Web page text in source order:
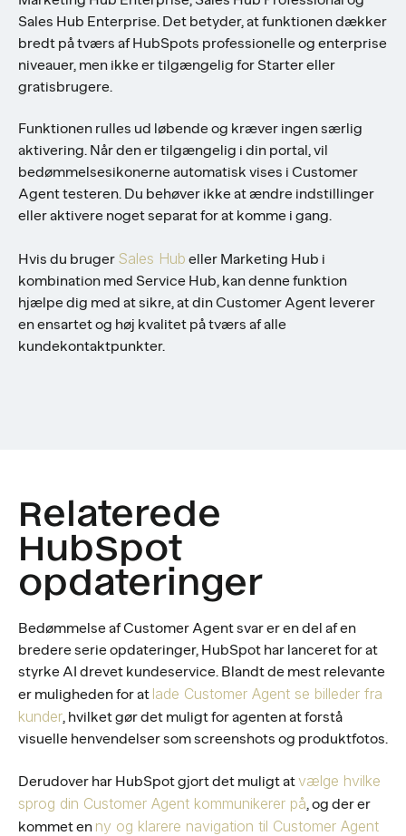
Sales Hub Enterprise. Det betyder, at funktionen dækker
bredt på tværs af HubSpots professionelle og enterprise
niveauer, men ikke er tilgængelig for Starter eller
gratisbrugere.
Funktionen rulles ud løbende og kræver ingen særlig
aktivering. Når den er tilgængelig i din portal, vil
bedømmelsesikonerne automatisk vises i Customer
Agent testeren. Du behøver ikke at ændre indstillinger
eller aktivere noget separat for at komme i gang.
Hvis du bruger Sales Hub eller Marketing Hub i
kombination med Service Hub, kan denne funktion
hjælpe dig med at sikre, at din Customer Agent leverer
en ensartet og høj kvalitet på tværs af alle
kundekontaktpunkter.
Relaterede
HubSpot
opdateringer
Bedømmelse af Customer Agent svar er en del af en
bredere serie opdateringer, HubSpot har lanceret for at
styrke AI drevet kundeservice. Blandt de mest relevante
er muligheden for at lade Customer Agent se billeder fra
kunder, hvilket gør det muligt for agenten at forstå
visuelle henvendelser som screenshots og produktfotos.
Derudover har HubSpot gjort det muligt atvælge hvilke
sprog din Customer Agent kommunikerer på, og der er
kommet en ny og klarere navigation til Customer Agent